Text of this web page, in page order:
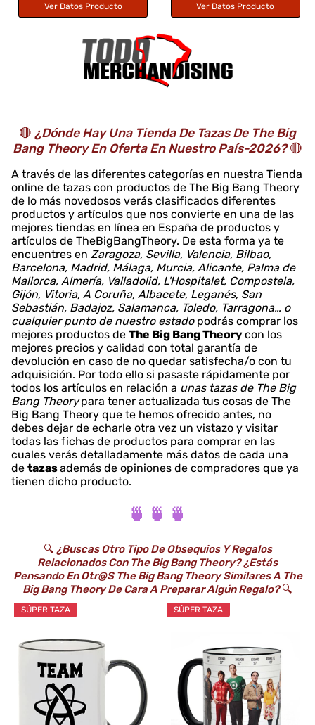
Ver Datos Producto Ver Datos Producto
🔴 ¿Dónde Hay Una Tienda De Tazas De The Big
Bang Theory En Oferta En Nuestro País-2026?🔴
A través de las diferentes categorías en nuestra Tienda
online de tazas con productos de The Big Bang Theory
de lo más novedosos verás clasificados diferentes
productos y artículos que nos convierte en una de las
mejores tiendas en línea en España de productos y
artículos de TheBigBangTheory. De esta forma ya te
encuentres en Zaragoza, Sevilla, Valencia, Bilbao,
Barcelona, Madrid, Málaga, Murcia, Alicante, Palma de
Mallorca, Almería, Valladolid, L'Hospitalet, Compostela,
Gijón, Vitoria, A Coruña, Albacete, Leganés, San
Sebastián, Badajoz, Salamanca, Toledo, Tarragona… o
cualquier punto de nuestro estadopodrás comprar los
mejores productos de The Big Bang Theorycon los
mejores precios y calidad con total garantía de
devolución en caso de no quedar satisfecha/o con tu
adquisición. Por todo ello si pasaste rápidamente por
todos los artículos en relación a unas tazas de The Big
Bang Theory para tener actualizada tus cosas de The
Big Bang Theory que te hemos ofrecido antes, no
debes dejar de echarle otra vez un vistazo y visitar
todas las fichas de productos para comprar en las
cuales verás detalladamente más datos de cada una
de tazasademás de opiniones de compradores que ya
tienen dicho producto.
🍵 🍵 🍵
🔍 ¿Buscas Otro Tipo De Obsequios Y Regalos
Relacionados Con The Big Bang Theory? ¿Estás
Pensando En Otr@s The Big Bang Theory Similares A The
Big Bang Theory De Cara A Preparar Algún Regalo?🔍
SÚPER TAZA SÚPER TAZA